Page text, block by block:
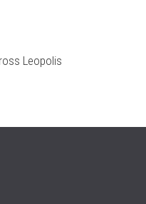
Leopolis